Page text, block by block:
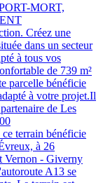
MORT,
Créez une
dans un secteur
à tous vos
de 739 m²
parcelle bénéficie
à votre projet.Il
de Les
terrain bénéficie
à 26
Vernon - Giverny
A13 se